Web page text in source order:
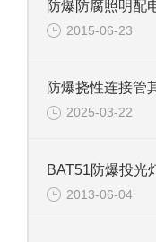
2015-06-23
2025-03-22
BAT51防爆投光
2013-06-04